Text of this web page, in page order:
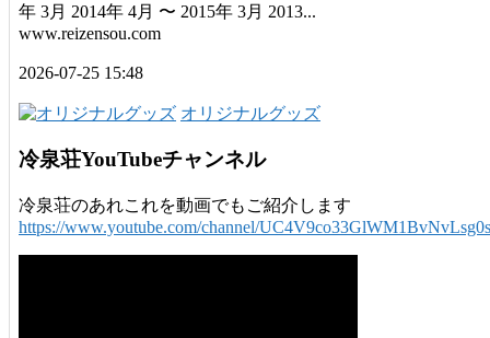
年 3月 2014年 4月 〜 2015年 3月 2013...
www.reizensou.com
2026-07-25 15:48
オリジナルグッズ
冷泉荘YouTubeチャンネル
冷泉荘のあれこれを動画でもご紹介します
https://www.youtube.com/channel/